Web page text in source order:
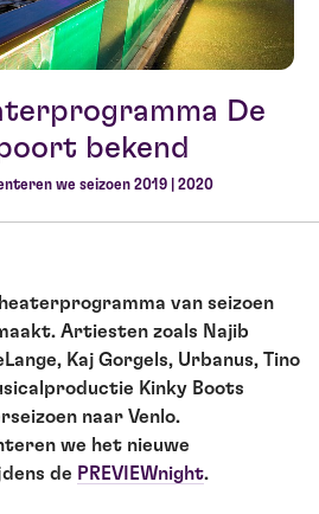
De
bekend
we seizoen 2019 | 2020
van seizoen
Artiesten zoals Najib
Kaj Gorgels, Urbanus, Tino
Kinky Boots
naar Venlo.
we het nieuwe
de PREVIEWnight.